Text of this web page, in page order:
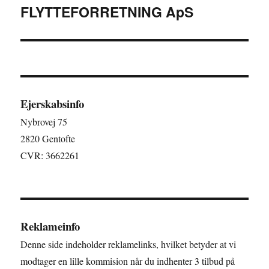
indlæg:
FLYTTEFORRETNING ApS
Ejerskabsinfo
Nybrovej 75
2820 Gentofte
CVR: 3662261
Reklameinfo
Denne side indeholder reklamelinks, hvilket betyder at vi
modtager en lille kommision når du indhenter 3 tilbud på